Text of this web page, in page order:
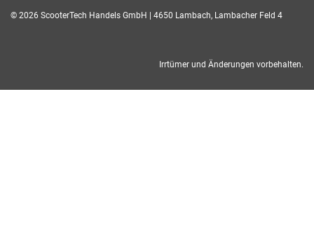
© 2026 ScooterTech Handels GmbH | 4650 Lambach, Lambacher Feld 4
Irrtümer und Änderungen vorbehalten.